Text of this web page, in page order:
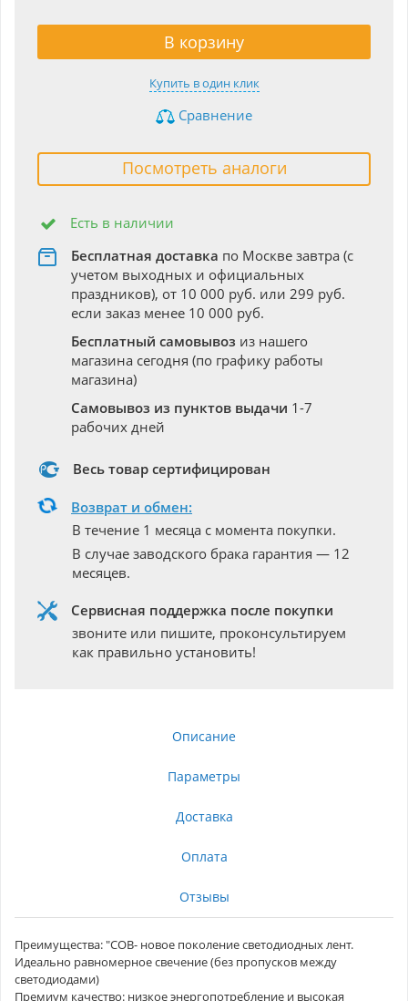
В корзину
Купить в один клик
Сравнение
Посмотреть аналоги
Есть в наличии
Бесплатная доставка по Москве завтра (с
учетом выходных и официальных
праздников), от 10 000 руб. или 299 руб.
если заказ менее 10 000 руб.
Бесплатный самовывоз из нашего
магазина сегодня (по графику работы
магазина)
Самовывоз из пунктов выдачи 1-7
рабочих дней
Весь товар сертифицирован
Возврат и обмен:
В течение 1 месяца с момента покупки.
В случае заводского брака гарантия — 12
месяцев.
Сервисная поддержка после покупки
звоните или пишите, проконсультируем
как правильно установить!
Описание
Параметры
Доставка
Оплата
Отзывы
Преимущества: "COB- новое поколение светодиодных лент.
Идеально равномерное свечение (без пропусков между
светодиодами)
Премиум качество: низкое энергопотребление и высокая